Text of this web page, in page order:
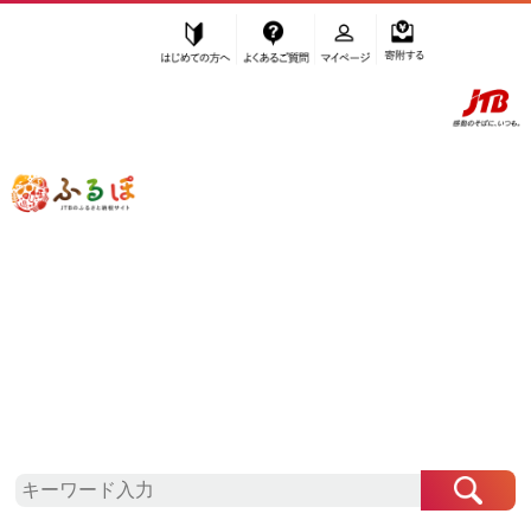
ふるぽ JTBのふるさと納税サイト
その他ケーキ